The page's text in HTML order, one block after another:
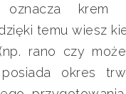
oznacza krem
temu wiesz
rano czy
okres